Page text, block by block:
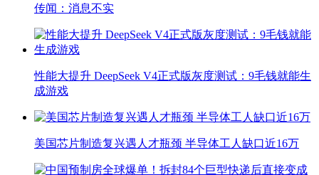
传闻：消息不实
性能大提升 DeepSeek V4正式版灰度测试：9毛钱就能生
成游戏
美国芯片制造复兴遇人才瓶颈 半导体工人缺口近16万